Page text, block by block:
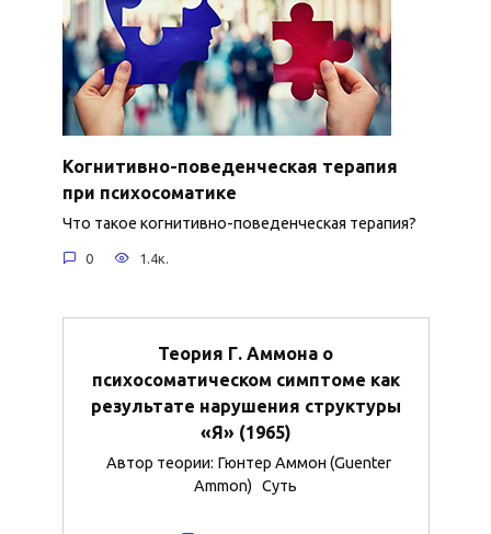
Когнитивно-поведенческая терапия
при психосоматике
Что такое когнитивно-поведенческая терапия?
0 1.4к.
Теория Г. Аммона о
психосоматическом симптоме как
результате нарушения структуры
«Я» (1965)
Автор теории: Гюнтер Аммон (Guenter
Ammon) Суть